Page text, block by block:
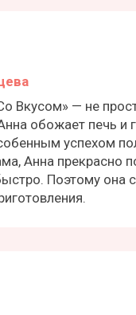
Вкусом» — не
обожает печь и
успехом
Анна прекрасно
Поэтому она